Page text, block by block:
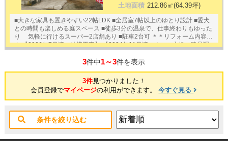
土地面積 212.86㎡(64.39坪)
■大きな家具も置きやすい22帖LDK ■全居室7帖以上のゆとり設計 ■愛犬
との時間も楽しめる庭スペース ■徒歩3分の温泉で、仕事終わりもゆった
り 気軽に行けるスーパー2店舗あり ■駐車2台可 ＊＊リフォーム内容＊
＊ 【2026年7月済：外構工事】 【2024年11月済：クロス交換・建具調
一棟交換・照明一棟交換】
3件中1～3件を表示
3件見つかりました！
会員登録でマイページの利用ができます。今すぐ見る
条件を絞り込む